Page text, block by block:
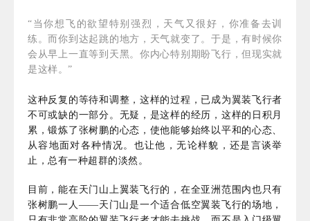
“当你想飞的欲望特别强烈，天气又很好，你准备去训
练。而你到达起跳的地方，天气就变了。于是，有时候你
会从早上一直等到天黑。你内心特别期盼飞行，但现实就
是这样。”
这种反复的等待和调整，这样的过程，已成为翼装飞行者
不可或缺的一部分。无疑，是这样的经历，这样的日积月
累，锻炼了张树鹏的心态，使他能够始终以平和的心态、
从容地面对各种情况。也让他，无论样貌，还是言谈举
止，总有一种超群的淡然。
目前，能在天门山上翼装飞行的，在全亚洲范围内也只有
张树鹏一人——天门山是一个适合低空翼装飞行的场地，